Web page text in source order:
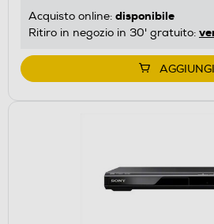
Acquisto online: disponibile
Ritiro in negozio in 30' gratuito:
AGGIUNGI